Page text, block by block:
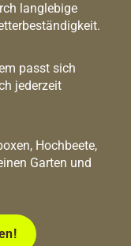
langlebige
passt sich
jederzeit
Hochbeete,
Garten und